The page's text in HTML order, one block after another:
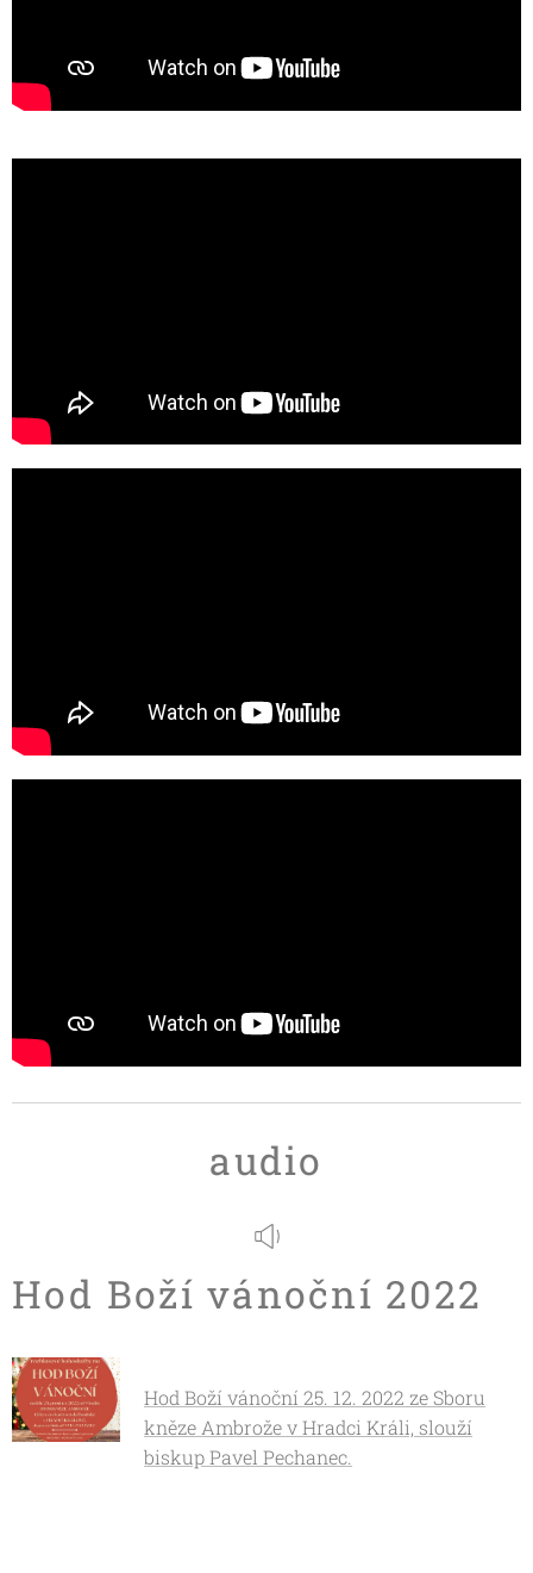
audio
Hod Boží vánoční 2022
Hod Boží vánoční 25. 12. 2022 ze Sboru
kněze Ambrože v Hradci Králi, slouží
biskup Pavel Pechanec.